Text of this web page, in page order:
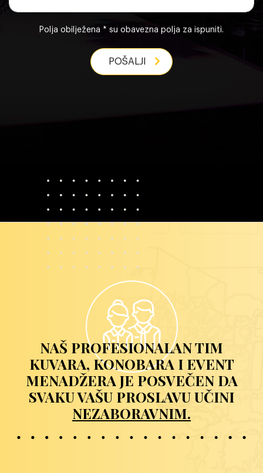
Polja obilježena * su obavezna polja za ispuniti.
POŠALJI
NAŠ PROFESIONALAN TIM
KUVARA, KONOBARA I EVENT
MENADŽERA JE POSVEČEN DA
SVAKU VAŠU PROSLAVU UČINI
NEZABORAVNIM.